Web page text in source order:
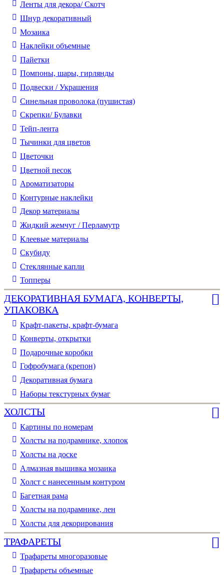
Ленты для декора/ Скотч
Шнур декоративный
Мозаика
Наклейки объемные
Пайетки
Помпоны, шары, гирлянды
Подвески / Украшения
Синельная проволока (пушистая)
Скрепки/ Булавки
Тейп-лента
Тычинки для цветов
Цветочки
Цветной песок
Ароматизаторы
Контурные наклейки
Декор материалы
Жидкий жемчуг / Перламутр
Клеевые материалы
Скубиду
Стеклянные капли
Топперы
ДЕКОРАТИВНАЯ БУМАГА, КОНВЕРТЫ,
УПАКОВКА
Крафт-пакеты, крафт-бумага
Конверты, открытки
Подарочные коробки
Гофробумага (крепон)
Декоративная бумага
Наборы текстурных бумаг
ХОЛСТЫ
Картины по номерам
Холсты на подрамнике, хлопок
Холсты на доске
Алмазная вышивка мозаика
Холст с нанесенным контуром
Багетная рама
Холсты на подрамнике, лен
Холсты для декорирования
ТРАФАРЕТЫ
Трафареты многоразовые
Трафареты объемные